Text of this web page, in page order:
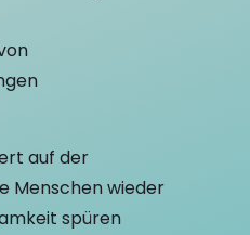
auf der
Menschen wieder
spüren